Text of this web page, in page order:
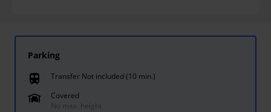
Parking
train
Transfer Not included (10 min.)
Covered
No max. height